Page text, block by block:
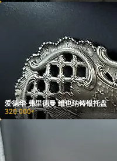
爱德华·弗里德曼 维也纳铸银托盘
320 000₽